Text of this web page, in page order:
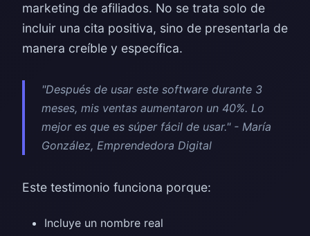
marketing de afiliados. No se trata solo de
incluir una cita positiva, sino de presentarla de
manera creíble y específica.
"Después de usar este software durante 3
meses, mis ventas aumentaron un 40%. Lo
mejor es que es súper fácil de usar." - María
González, Emprendedora Digital
Este testimonio funciona porque:
Incluye un nombre real